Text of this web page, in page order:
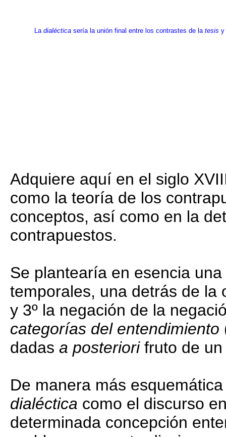
La dialéctica sería la unión final entre los contrastes de la tesis
Adquiere aquí en el siglo
como la teoría de los
conceptos, así como en la
contrapuestos.
Se plantearía en esencia una
temporales, una detrás de la
y 3º la negación de la
categorías del entendimiento
dadas a posteriorifruto de un
De manera más
dialéctica como el discurso
determinada concepción